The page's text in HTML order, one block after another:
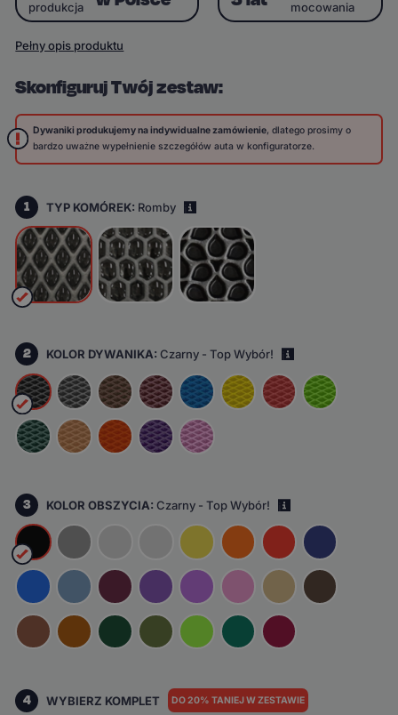
Skonfiguruj Twój zestaw:
Dywaniki produkujemy na indywidualne zamówienie, dlatego prosimy o
bardzo uważne wypełnienie szczegółów auta w konfiguratorze.
1 TYP KOMÓREK: Romby
2 KOLOR DYWANIKA:Czarny - Top Wybór!
3 KOLOR OBSZYCIA:Czarny - Top Wybór!
4 WYBIERZ KOMPLET DO 20% TANIEJ W ZESTAWIE
produkcja
mocowania
Pełny opis produktu